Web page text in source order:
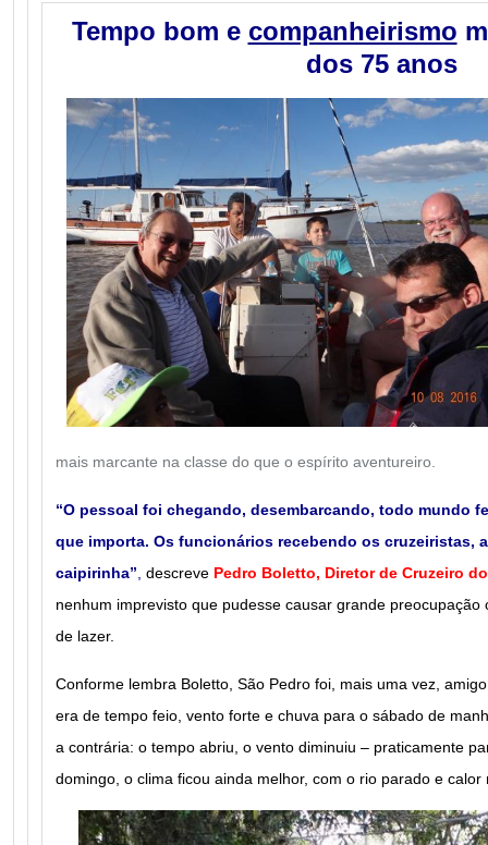
Tempo bom e companheirismo
dos 75 anos
mais marcante na classe do que o espírito aventureiro.
“O pessoal foi chegando, desembarcando, todo mundo
que importa. Os funcionários recebendo os cruzeiristas,
caipirinha” descreve Pedro Boletto, Diretor de Cruzeiro
nenhum imprevisto que pudesse causar grande
de lazer.
Conforme lembra Boletto, São Pedro foi, mais uma vez,
era de tempo feio, vento forte e chuva para o sábado de
a contrária: o tempo abriu, o vento diminuiu – praticamente
domingo, o clima ficou ainda melhor, com o rio parado e calor